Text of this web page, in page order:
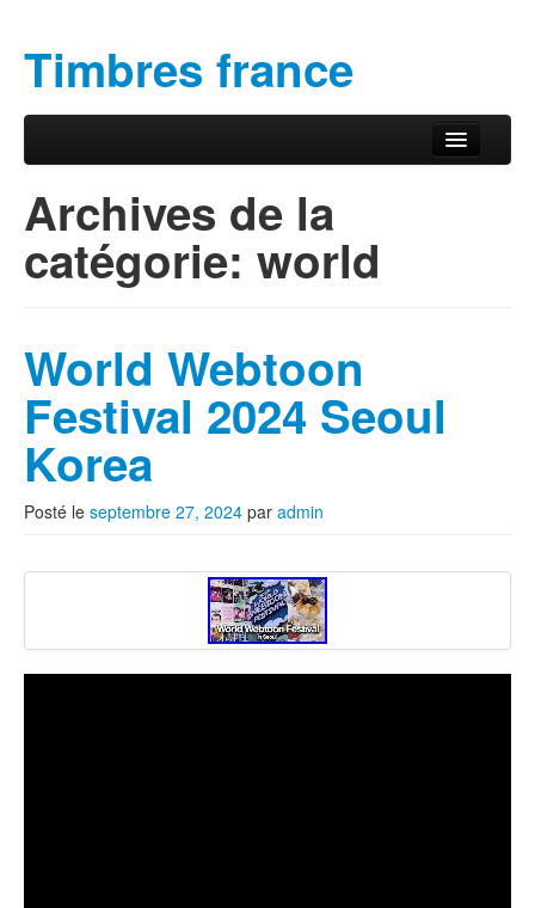
Timbres france
Menu principal
Archives de la
catégorie: world
World Webtoon
Festival 2024 Seoul
Korea
Posté le septembre 27, 2024 par admin